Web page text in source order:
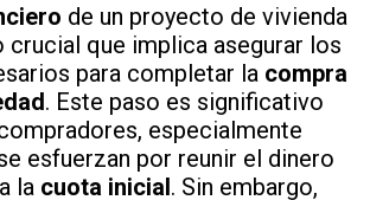
de un proyecto de vivienda
crucial que implica asegurar los
para completar la compra
. Este paso es significativo
especialmente
esfuerzan por reunir el dinero
la cuota inicial. Sin embargo,